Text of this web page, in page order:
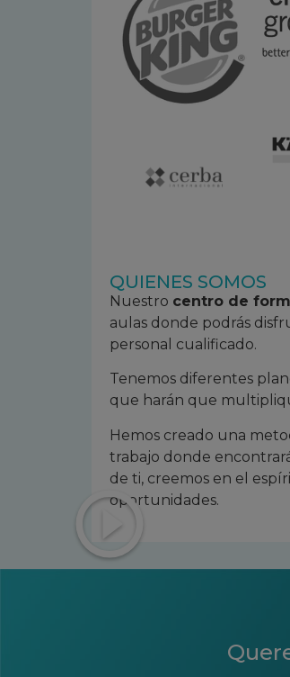
QUIENES SOMOS
Nuestro centro de
aulas donde podrás
personal cualificado.
Tenemos diferentes
que harán que
Hemos creado una
trabajo donde
de ti, creemos en el
oportunidades.